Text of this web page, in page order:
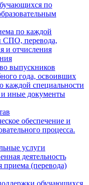
по
по каждой
СПО, перевода,
и отчисления
выпускников
года, освоивших
специальности
иные документы
обеспечение и
процесса.
услуги
деятельность
приема (перевода)
обучающихся